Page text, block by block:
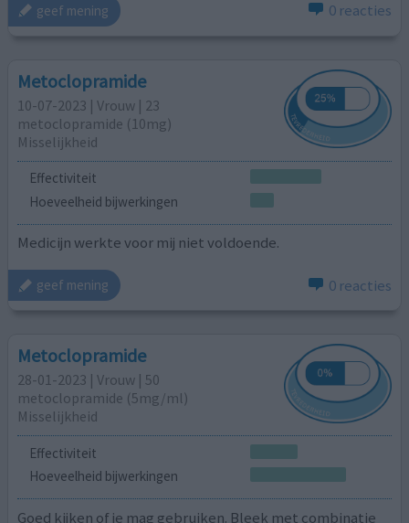
geef mening 0 reacties
Metoclopramide
10-07-2023 | Vrouw | 23
metoclopramide (10mg)
Misselijkheid
Effectiviteit
Hoeveelheid bijwerkingen
Medicijn werkte voor mij niet voldoende.
geef mening 0 reacties
Metoclopramide
28-01-2023 | Vrouw | 50
metoclopramide (5mg/ml)
Misselijkheid
Effectiviteit
Hoeveelheid bijwerkingen
Goed kijken of je mag gebruiken. Bleek met combinatie